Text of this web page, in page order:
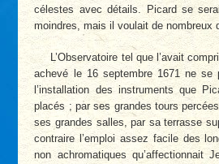
célestes avec détails. Picard se
moindres, mais il voulait de nombreux
L’Observatoire tel que l’avait
achevé le 16 septembre 1671 ne se
l’installation des instruments que
placés ; par ses grandes tours
ses grandes salles, par sa terrasse
contraire l’emploi assez facile des
non achromatiques qu’affectionnait